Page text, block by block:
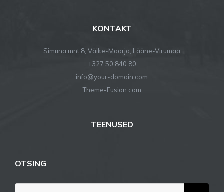
KONTAKT
Simuna mnt 8, Väike-Maarja, Lääne-Virumaa
+327 50 840 80
info@your-domain.com
Theme-Fusion.com
TEENUSED
OTSING